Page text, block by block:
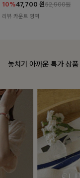
10%47,700 원52,900원
리뷰 카운트 영역
놓치기 아까운 특가 상품